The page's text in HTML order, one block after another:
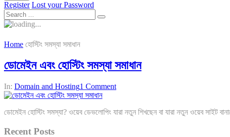
Register Lost your Password
Home হোস্টিং সমস্যা সমাধান
ডোমেইন এবং হোস্টিং সমস্যা সমাধান
In: Domain and Hosting1 Comment
ডোমেইন হোস্টিং সমস্যা? ওয়েব ডেভলোপিং যারা নতুন শিখছেন বা যারা নতুন ওয়েব সাইট
Recent Posts